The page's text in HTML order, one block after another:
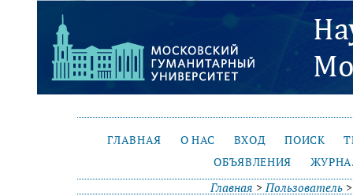
ГЛАВНАЯ О НАС ВХОД ПОИСК
ОБЪЯВЛЕНИЯ
Главная >Пользователь